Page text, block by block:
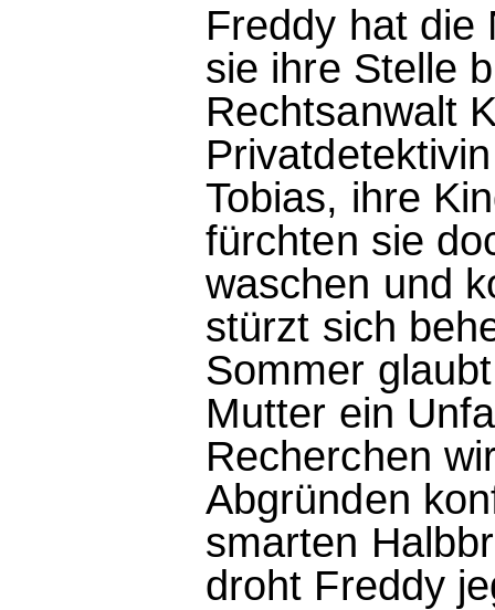
Freddy hat die
sie ihre Stelle
Rechtsanwalt
Tobias, ihre
fürchten sie
waschen und
stürzt sich
Sommer
Mutter ein
Recherchen
Abgründen
smarten
droht Freddy